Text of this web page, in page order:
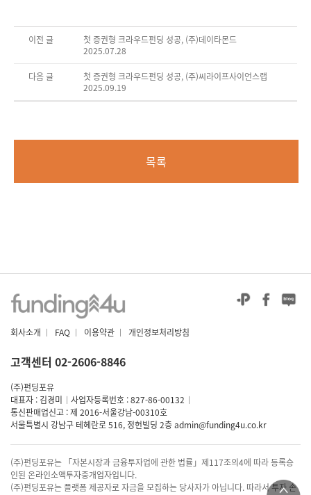
이전 글
첫 증권형 크라우드펀딩 성공, (주)데이타몬드
2025.07.28
다음 글
첫 증권형 크라우드펀딩 성공, (주)씨라이프사이언스랩
2025.09.19
목록
회사소개 | FAQ | 이용약관 | 개인정보처리방침
고객센터 02-2606-8846
(주)펀딩포유
대표자 : 김경미
| 사업자등록번호 : 827-86-00132 |
통신판매업신고 : 제 2016-서울강남-00310호
서울특별시 강남구 테헤란로 516, 정헌빌딩 2층admin@funding4u.co.kr
(주)펀딩포유는 「자본시장과 금융투자업에 관한 법률」제117조의4에 따라 등록승
인된 온라인소액투자중개업자입니다.
(주)펀딩포유는 플랫폼 제공자로 자금을 모집하는 당사자가 아닙니다. 따라서 투자 손